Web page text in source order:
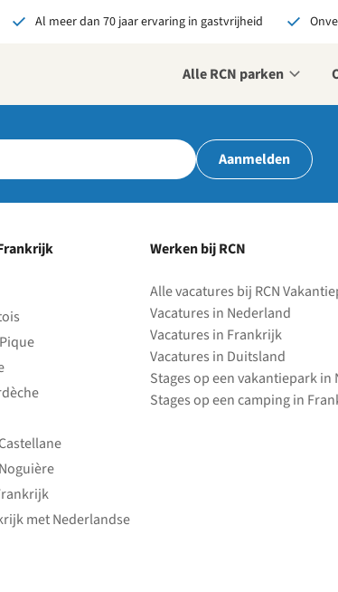
Al meer dan 70 jaar ervaring in gastvrijheid
Alle RCN parken
zoek naar
Aanmelden
met Nederlandse
Werken bij RCN
Alle vacatures bij RCN
Vacatures in Nederland
Vacatures in Frankrijk
Vacatures in Duitsland
Stages op een vakantiepark in
Stages op een camping in